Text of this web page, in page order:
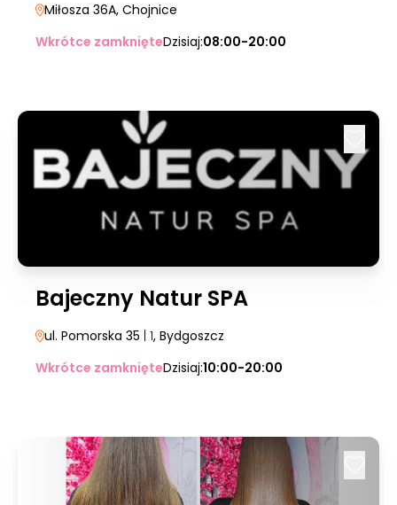
Miłosza 36A, Chojnice
Wkrótce zamknięteDzisiaj:08:00-20:00
Bajeczny Natur SPA
ul. Pomorska 35 | 1, Bydgoszcz
Wkrótce zamknięteDzisiaj:10:00-20:00